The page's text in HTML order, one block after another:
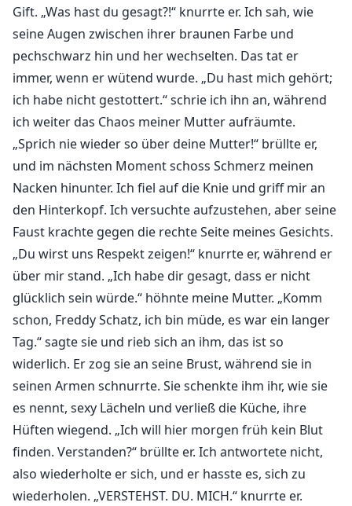
Gift. „Was hast du gesagt?!“ knurrte er. Ich sah, wie
seine Augen zwischen ihrer braunen Farbe und
pechschwarz hin und her wechselten. Das tat er
immer, wenn er wütend wurde. „Du hast mich gehört;
ich habe nicht gestottert.“ schrie ich ihn an, während
ich weiter das Chaos meiner Mutter aufräumte.
„Sprich nie wieder so über deine Mutter!“ brüllte er,
und im nächsten Moment schoss Schmerz meinen
Nacken hinunter. Ich fiel auf die Knie und griff mir an
den Hinterkopf. Ich versuchte aufzustehen, aber seine
Faust krachte gegen die rechte Seite meines Gesichts.
„Du wirst uns Respekt zeigen!“ knurrte er, während er
über mir stand. „Ich habe dir gesagt, dass er nicht
glücklich sein würde.“ höhnte meine Mutter. „Komm
schon, Freddy Schatz, ich bin müde, es war ein langer
Tag.“ sagte sie und rieb sich an ihm, das ist so
widerlich. Er zog sie an seine Brust, während sie in
seinen Armen schnurrte. Sie schenkte ihm ihr, wie sie
es nennt, sexy Lächeln und verließ die Küche, ihre
Hüften wiegend. „Ich will hier morgen früh kein Blut
finden. Verstanden?“ brüllte er. Ich antwortete nicht,
also wiederholte er sich, und er hasste es, sich zu
wiederholen. „VERSTEHST. DU. MICH.“ knurrte er.